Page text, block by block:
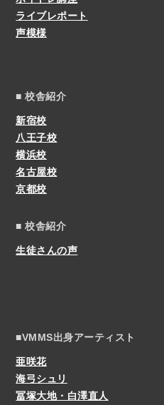
ライブレポート
声模様
■ 校舎紹介
新宿校
八王子校
横浜校
名古屋校
京都校
■ 校舎紹介
生徒さんの声
■VMMS出身アーティスト
亜咲花
海弓シュリ
冨塚大地・白澤直人